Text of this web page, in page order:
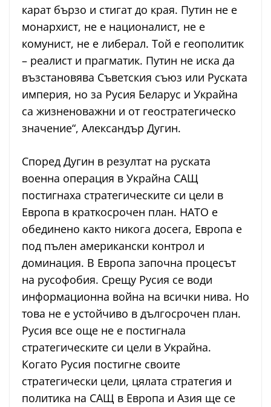
карат бързо и стигат до края. Путин не е
монархист, не е националист, не е
комунист, не е либерал. Той е геополитик
– реалист и прагматик. Путин не иска да
възстановява Съветския съюз или Руската
империя, но за Русия Беларус и Украйна
са жизненоважни и от геостратегическо
значение“, Александър Дугин.
Според Дугин в резултат на руската
военна операция в Украйна САЩ
постигнаха стратегическите си цели в
Европа в краткосрочен план. НАТО е
обединено както никога досега, Европа е
под пълен американски контрол и
доминация. В Европа започна процесът
на русофобия. Срещу Русия се води
информационна война на всички нива. Но
това не е устойчиво в дългосрочен план.
Русия все още не е постигнала
стратегическите си цели в Украйна.
Когато Русия постигне своите
стратегически цели, цялата стратегия и
политика на САЩ в Европа и Азия ще се